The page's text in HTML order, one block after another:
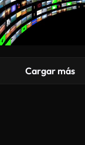
Cargar más